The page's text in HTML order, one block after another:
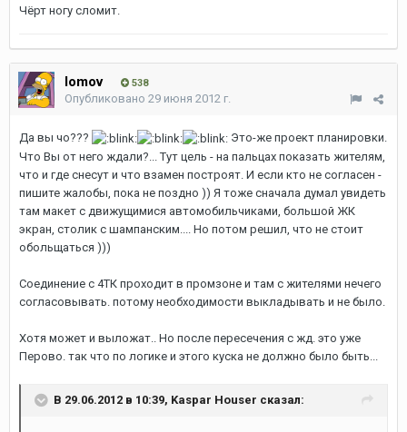
Чёрт ногу сломит.
lomov 538
Опубликовано 29 июня 2012 г.
Да вы чо???
Это-же проект планировки.
Что Вы от него ждали?... Тут цель - на пальцах показать жителям,
что и где снесут и что взамен построят. И если кто не согласен -
пишите жалобы, пока не поздно )) Я тоже сначала думал увидеть
там макет с движущимися автомобильчиками, большой ЖК
экран, столик с шампанским.... Но потом решил, что не стоит
обольщаться )))
Соединение с 4ТК проходит в промзоне и там с жителями нечего
согласовывать. потому необходимости выкладывать и не было.
Хотя может и выложат.. Но после пересечения с жд. это уже
Перово. так что по логике и этого куска не должно было быть...
В 29.06.2012 в 10:39, Kaspar Houser сказал: